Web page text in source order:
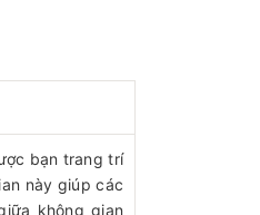
bạn trang trí
này giúp các
không gian